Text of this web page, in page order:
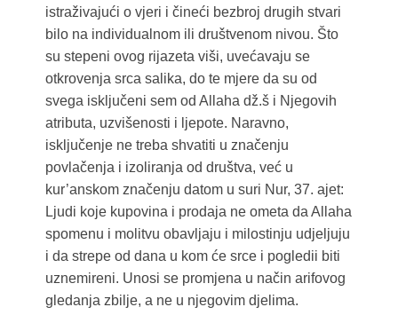
istraživajući o vjeri i čineći bezbroj drugih stvari
bilo na individualnom ili društvenom nivou. Što
su stepeni ovog rijazeta viši, uvećavaju se
otkrovenja srca salika, do te mjere da su od
svega isključeni sem od Allaha dž.š i Njegovih
atributa, uzvišenosti i ljepote. Naravno,
isključenje ne treba shvatiti u značenju
povlačenja i izoliranja od društva, već u
kur’anskom značenju datom u suri Nur, 37. ajet:
Ljudi koje kupovina i prodaja ne ometa da Allaha
spomenu i molitvu obavljaju i milostinju udjeljuju
i da strepe od dana u kom će srce i pogledii biti
uznemireni. Unosi se promjena u način arifovog
gledanja zbilje, a ne u njegovim djelima.